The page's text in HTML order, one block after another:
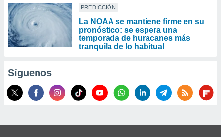
PREDICCIÓN
La NOAA se mantiene firme en su
pronóstico: se espera una
temporada de huracanes más
tranquila de lo habitual
Síguenos